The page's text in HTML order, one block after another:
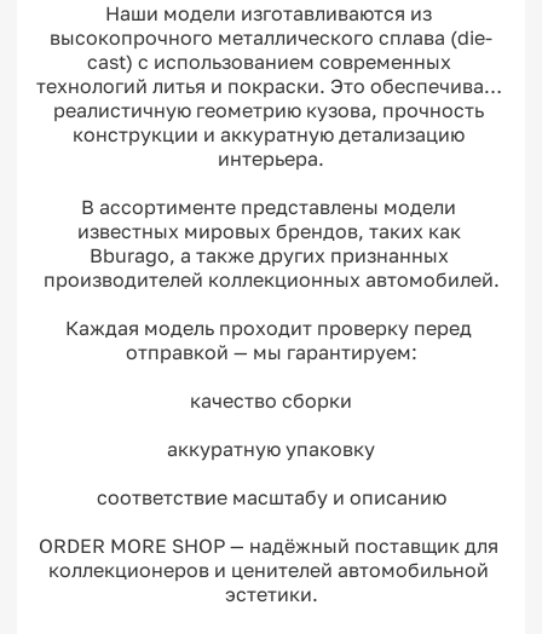
Наши модели изготавливаются из
высокопрочного металлического сплава (die-
cast) с использованием современных
технологий литья и покраски. Это обеспечивает
реалистичную геометрию кузова, прочность
конструкции и аккуратную детализацию
интерьера.
В ассортименте представлены модели
известных мировых брендов, таких как
Bburago, а также других признанных
производителей коллекционных автомобилей.
Каждая модель проходит проверку перед
отправкой — мы гарантируем:
качество сборки
аккуратную упаковку
соответствие масштабу и описанию
ORDER MORE SHOP — надёжный поставщик для
коллекционеров и ценителей автомобильной
эстетики.